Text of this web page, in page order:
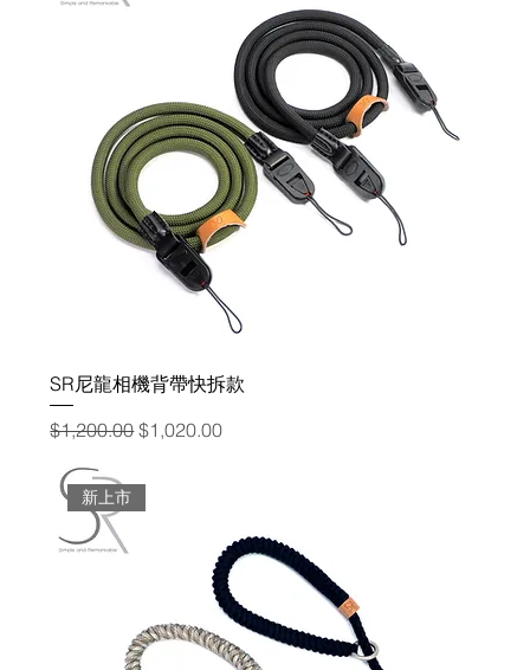
SR尼龍相機背帶快拆款
一般價格
$1,200.00促銷價格
$1,020.00
新上市